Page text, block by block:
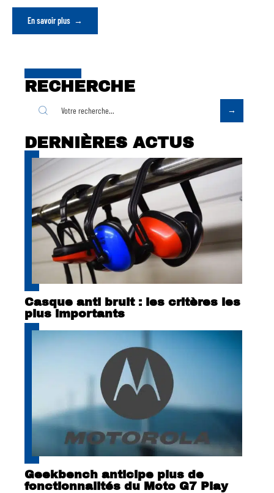
En savoir plus
RECHERCHE
DERNIÈRES ACTUS
Casque anti bruit : les critères les
plus importants
Geekbench anticipe plus de
fonctionnalités du Moto G7 Play